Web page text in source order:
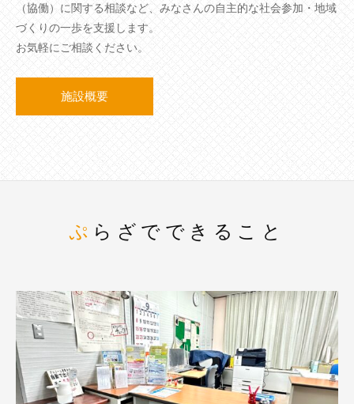
（協働）に関する相談など、みなさんの自主的な社会参加・地域
づくりの一歩を支援します。
お気軽にご相談ください。
施設概要
ぷらざでできること